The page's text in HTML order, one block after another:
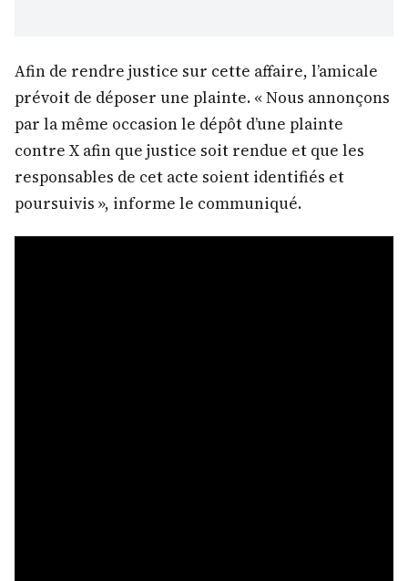
Afin de rendre justice sur cette affaire, l’amicale
prévoit de déposer une plainte. « Nous annonçons
par la même occasion le dépôt d’une plainte
contre X afin que justice soit rendue et que les
responsables de cet acte soient identifiés et
poursuivis », informe le communiqué.